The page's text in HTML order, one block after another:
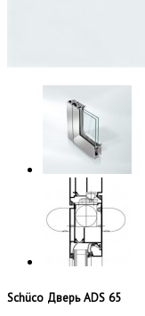
Schüco Дверь ADS 65